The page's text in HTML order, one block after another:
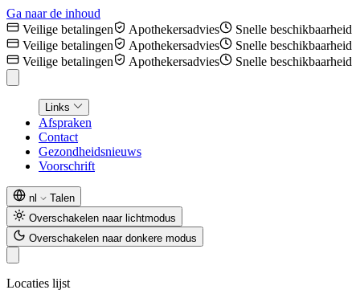
Ga naar de inhoud
Veilige betalingen
Apothekersadvies
Snelle beschikbaarheid
Veilige betalingen
Apothekersadvies
Snelle beschikbaarheid
Veilige betalingen
Apothekersadvies Snelle beschikbaarheid
Links
Afspraken
Contact
Gezondheidsnieuws
Voorschrift
nl
Talen
Overschakelen naar lichtmodus
Overschakelen naar donkere modus
Locaties lijst